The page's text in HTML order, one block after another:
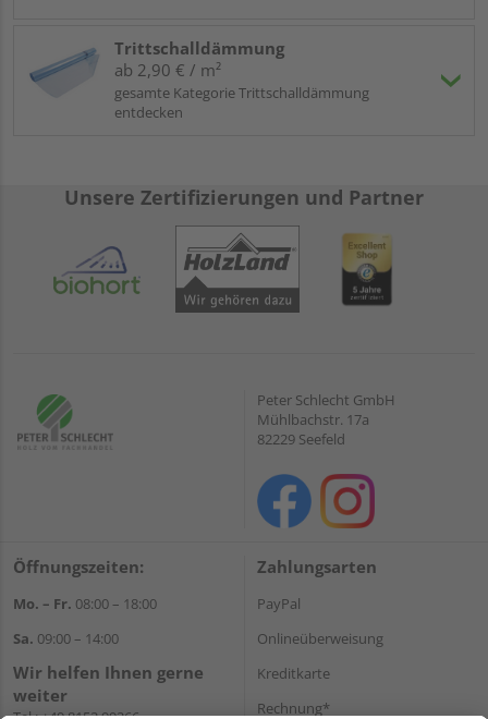
Trittschalldämmung
ab 2,90 € / m²
gesamte Kategorie Trittschalldämmung
entdecken
Unsere Zertifizierungen und Partner
Peter Schlecht GmbH
Mühlbachstr. 17a
82229 Seefeld
Öffnungszeiten:
Mo. – Fr. 08:00 – 18:00
Sa. 09:00 – 14:00
Wir helfen Ihnen gerne
weiter
Zahlungsarten
PayPal
Onlineüberweisung
Kreditkarte
Rechnung*